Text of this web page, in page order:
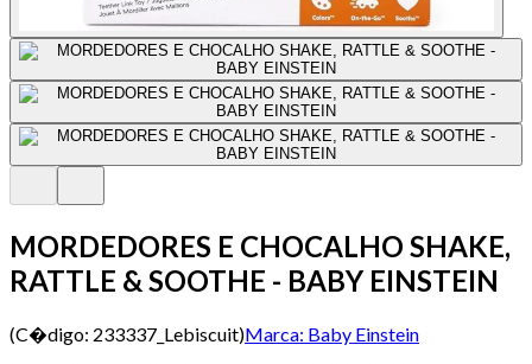
MORDEDORES E CHOCALHO SHAKE,
RATTLE & SOOTHE - BABY EINSTEIN
(C�digo: 233337_Lebiscuit)Marca: Baby Einstein